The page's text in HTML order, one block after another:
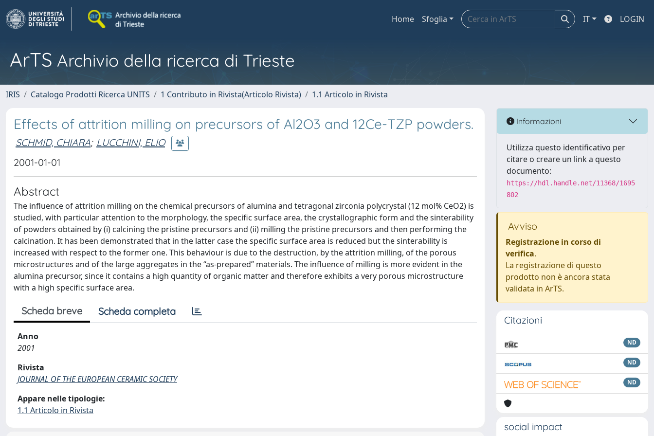
Home Sfoglia IT LOGIN
ArTS Archivio della ricerca di Trieste
IRIS Catalogo Prodotti Ricerca UNITS 1 Contributo in Rivista(Articolo Rivista) 1.1 Articolo in Rivista
Effects of attrition milling on precursors of Al2O3 and 12Ce-TZP powders.
SCHMID, CHIARA; LUCCHINI, ELIO
2001-01-01
Abstract
The influence of attrition milling on the chemical precursors of alumina and tetragonal zirconia polycrystal (12 mol% CeO2) is
studied, with particular attention to the morphology, the specific surface area, the crystallographic form and the sinterability
of powders obtained by (i) calcining the pristine precursors and (ii) milling the pristine precursors and then performing the
calcination. It has been demonstrated that in the latter case the specific surface area is reduced but the sinterability is
increased with respect to the former one. This behaviour is due to the destruction, by the attrition milling, of the porous
microstructures and of the large aggregates in the “as-prepared” materials. The influence of milling is more evident in the
alumina precursor, since it contains a high quantity of organic matter and therefore exhibits a very porous microstructure
with a high specific surface area.
Scheda breve Scheda completa
Anno
2001
Rivista
JOURNAL OF THE EUROPEAN CERAMIC SOCIETY
Appare nelle tipologie:
1.1 Articolo in Rivista
Informazioni
Utilizza questo identificativo per
citare o creare un link a questo
documento:
https://hdl.handle.net/11368/1695
802
Avviso
Registrazione in corso di
verifica.
La registrazione di questo
prodotto non è ancora stata
validata in ArTS.
Citazioni
ND
ND
ND
social impact